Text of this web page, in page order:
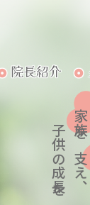
院長紹介
家族